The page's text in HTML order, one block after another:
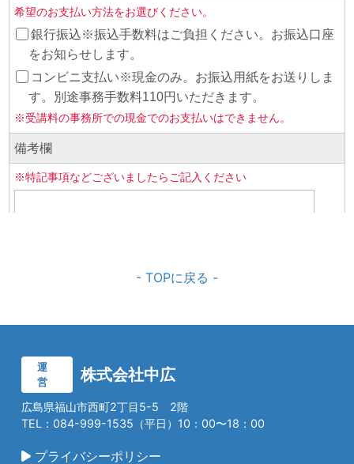
- TOPに戻る -
運
営
株式会社中広
広島県福山市西町2丁目5-5 2階
TEL：084-999-1535（平日）10：00〜18：00
プライバシーポリシー